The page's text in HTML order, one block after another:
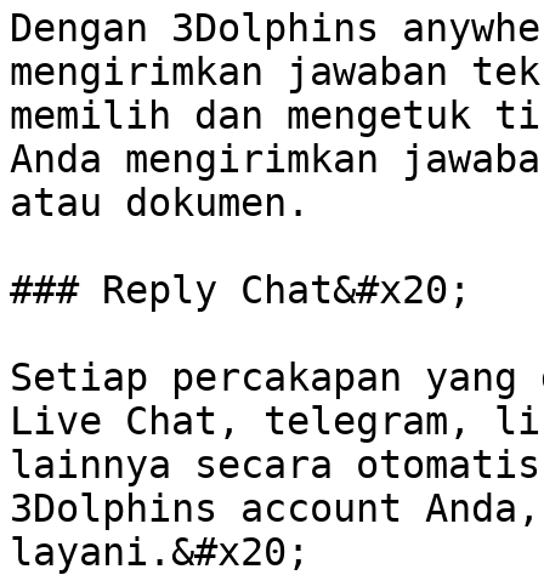
Dengan 3Dolphins
mengirimkan jawaban
memilih dan mengetuk
Anda mengirimkan
atau dokumen.
### Reply Chat&#x20;
Setiap percakapan
Live Chat, telegram,
lainnya secara
3Dolphins account
layani.&#x20;